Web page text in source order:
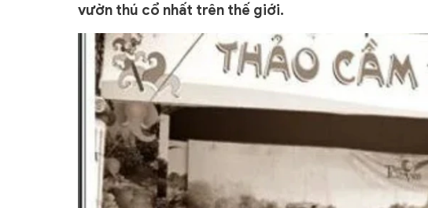
vườn thú cổ nhất trên thế giới.